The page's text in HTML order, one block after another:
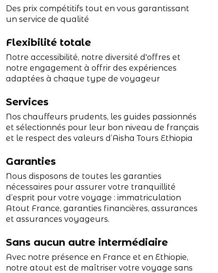
Des prix compétitifs tout en vous garantissant
un service de qualité
Flexibilité totale
Notre accessibilité, notre diversité d'offres et
notre engagement à offrir des expériences
adaptées à chaque type de voyageur
Services
Nos chauffeurs prudents, les guides passionnés
et sélectionnés pour leur bon niveau de français
et le respect des valeurs d’Aisha Tours Ethiopia
Garanties
Nous disposons de toutes les garanties
nécessaires pour assurer votre tranquillité
d’esprit pour votre voyage : immatriculation
Atout France, garanties financières, assurances
et assurances voyageurs.
Sans aucun autre intermédiaire
Avec notre présence en France et en Ethiopie,
notre atout est de maîtriser votre voyage sans